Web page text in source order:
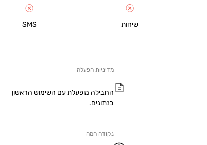
שיחות SMS
מדיניות הפעלה
החבילה מופעלת עם השימוש הראשון
בנתונים.
נקודה חמה